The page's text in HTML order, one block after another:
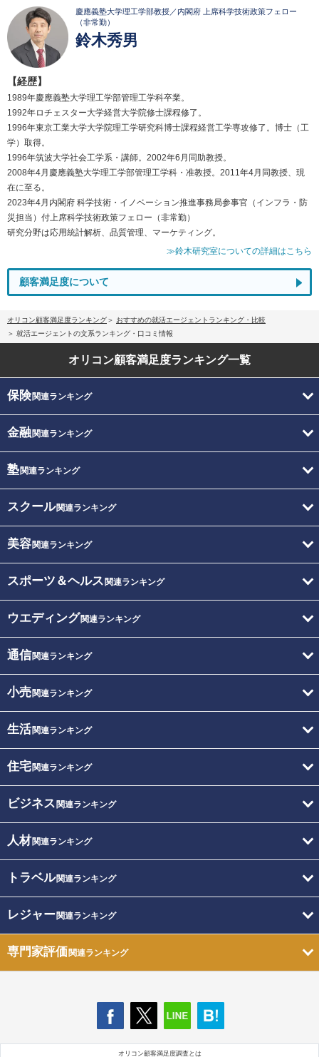
慶應義塾大学理工学部教授／内閣府 上席科学技術政策フェロー
（非常勤）
鈴木秀男
【経歴】
1989年慶應義塾大学理工学部管理工学科卒業。
1992年ロチェスター大学経営大学院修士課程修了。
1996年東京工業大学大学院理工学研究科博士課程経営工学専攻修了。博士（工
学）取得。
1996年筑波大学社会工学系・講師。2002年6月同助教授。
2008年4月慶應義塾大学理工学部管理工学科・准教授。2011年4月同教授、現
在に至る。
2023年4月内閣府 科学技術・イノベーション推進事務局参事官（インフラ・防
災担当）付上席科学技術政策フェロー（非常勤）
研究分野は応用統計解析、品質管理、マーケティング。
≫鈴木研究室についての詳細はこちら
顧客満足度について
オリコン顧客満足度ランキング
おすすめの就活エージェントランキング・比較
就活エージェントの文系ランキング・口コミ情報
オリコン顧客満足度ランキング一覧
保険関連ランキング
金融関連ランキング
塾関連ランキング
スクール関連ランキング
美容関連ランキング
スポーツ＆ヘルス 関連ランキング
ウエディング関連ランキング
通信関連ランキング
小売関連ランキング
生活関連ランキング
住宅関連ランキング
ビジネス 関連ランキング
人材関連ランキング
トラベル関連ランキング
レジャー関連ランキング
専門家評価関連ランキング
オリコン顧客満足度調査とは